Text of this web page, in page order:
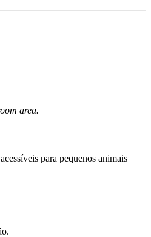
area.
para pequenos animais